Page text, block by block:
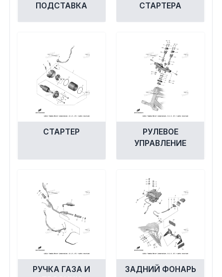
ПОДСТАВКА СТАРТЕРА
СТАРТЕР
РУЛЕВОЕ
УПРАВЛЕНИЕ
РУЧКА ГАЗА И
ЗАДНИЙ ФОНАРЬ